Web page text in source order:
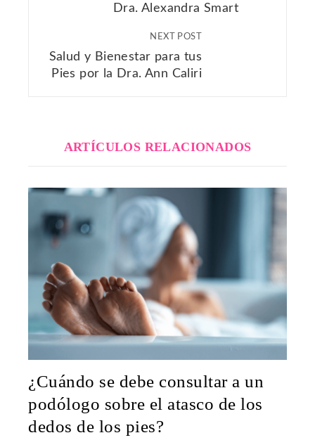
Dra. Alexandra Smart
NEXT POST
Salud y Bienestar para tus
Pies por la Dra. Ann Caliri
ARTÍCULOS RELACIONADOS
¿Cuándo se debe consultar a un
podólogo sobre el atasco de los
dedos de los pies?